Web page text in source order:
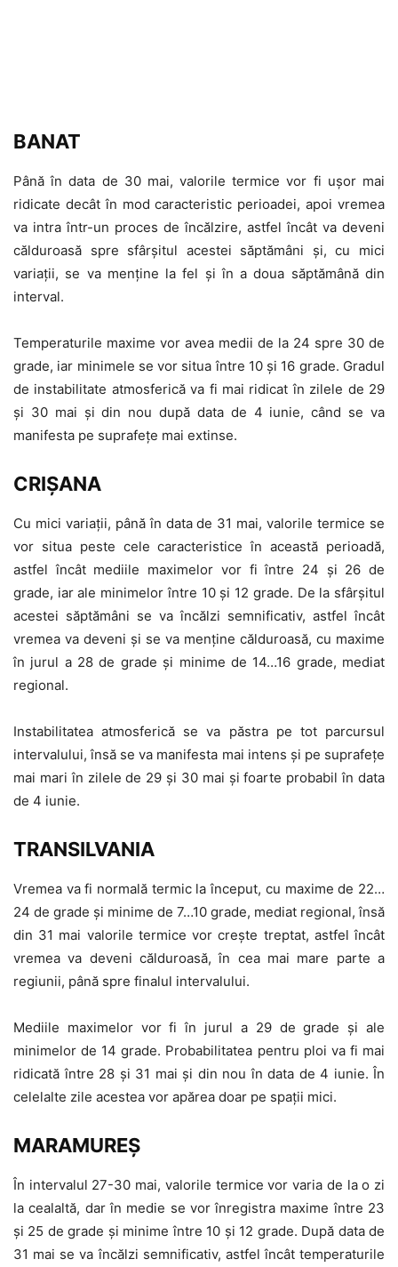
BANAT
Până în data de 30 mai, valorile termice vor fi ușor mai
ridicate decât în mod caracteristic perioadei, apoi vremea
va intra într-un proces de încălzire, astfel încât va deveni
călduroasă spre sfârșitul acestei săptămâni și, cu mici
variații, se va menține la fel și în a doua săptămână din
interval.
Temperaturile maxime vor avea medii de la 24 spre 30 de
grade, iar minimele se vor situa între 10 și 16 grade. Gradul
de instabilitate atmosferică va fi mai ridicat în zilele de 29
și 30 mai și din nou după data de 4 iunie, când se va
manifesta pe suprafețe mai extinse.
CRIȘANA
Cu mici variații, până în data de 31 mai, valorile termice se
vor situa peste cele caracteristice în această perioadă,
astfel încât mediile maximelor vor fi între 24 și 26 de
grade, iar ale minimelor între 10 și 12 grade. De la sfârșitul
acestei săptămâni se va încălzi semnificativ, astfel încât
vremea va deveni și se va menține călduroasă, cu maxime
în jurul a 28 de grade și minime de 14…16 grade, mediat
regional.
Instabilitatea atmosferică se va păstra pe tot parcursul
intervalului, însă se va manifesta mai intens și pe suprafețe
mai mari în zilele de 29 și 30 mai și foarte probabil în data
de 4 iunie.
TRANSILVANIA
Vremea va fi normală termic la început, cu maxime de 22…
24 de grade și minime de 7…10 grade, mediat regional, însă
din 31 mai valorile termice vor crește treptat, astfel încât
vremea va deveni călduroasă, în cea mai mare parte a
regiunii, până spre finalul intervalului.
Mediile maximelor vor fi în jurul a 29 de grade și ale
minimelor de 14 grade. Probabilitatea pentru ploi va fi mai
ridicată între 28 și 31 mai și din nou în data de 4 iunie. În
celelalte zile acestea vor apărea doar pe spații mici.
MARAMUREȘ
În intervalul 27-30 mai, valorile termice vor varia de la o zi
la cealaltă, dar în medie se vor înregistra maxime între 23
și 25 de grade și minime între 10 și 12 grade. După data de
31 mai se va încălzi semnificativ, astfel încât temperaturile